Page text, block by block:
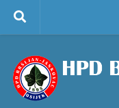
Skip to content